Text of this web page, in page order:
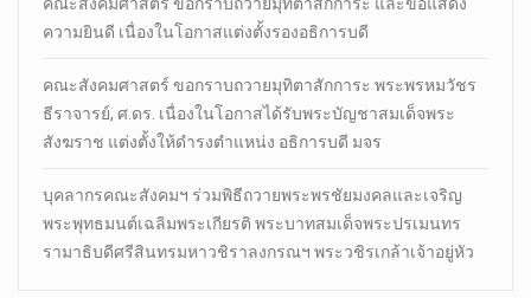
ความยินดี เนื่องในโอกาสแต่งตั้งรองอธิการบดี
คณะสังคมศาสตร์ ขอกราบถวายมุทิตาสักการะ พระพรหมวัชร
ธีราจารย์, ศ.ดร. เนื่องในโอกาสได้รับพระบัญชาสมเด็จพระ
สังฆราช แต่งตั้งให้ดำรงตำแหน่ง อธิการบดี มจร
บุคลากรคณะสังคมฯ ร่วมพิธีถวายพระพรชัยมงคลและเจริญ
พระพุทธมนต์เฉลิมพระเกียรติ พระบาทสมเด็จพระปรเมนทร
รามาธิบดีศรีสินทรมหาวชิราลงกรณฯ พระวชิรเกล้าเจ้าอยู่หัว